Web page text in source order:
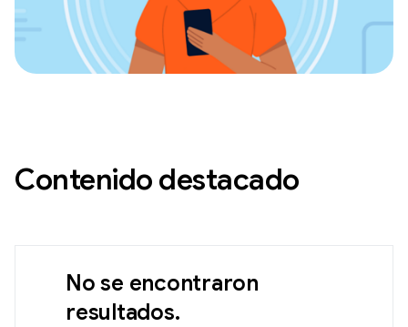
Contenido destacado
No se encontraron
resultados.